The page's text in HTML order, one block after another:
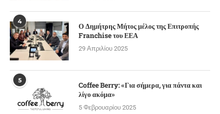
4
Ο Δημήτρης Μήτος μέλος της Επιτροπής
Franchise του ΕΕΑ
29 Απριλίου 2025
5
Coffee Berry: «Για σήμερα, για πάντα και
λίγο ακόμα»
5 Φεβρουαρίου 2025